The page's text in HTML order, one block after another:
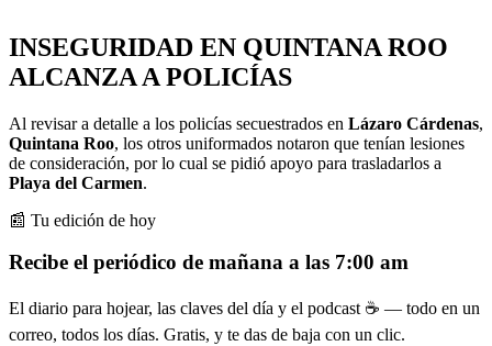
INSEGURIDAD EN QUINTANA ROO
ALCANZA A POLICÍAS
Al revisar a detalle a los policías secuestrados en Lázaro Cárdenas,
Quintana Roo, los otros uniformados notaron que tenían lesiones
de consideración, por lo cual se pidió apoyo para trasladarlos a
Playa del Carmen.
📰 Tu edición de hoy
Recibe el periódico de mañana a las 7:00 am
El diario para hojear, las claves del día y el podcast ☕ — todo en un
correo, todos los días. Gratis, y te das de baja con un clic.